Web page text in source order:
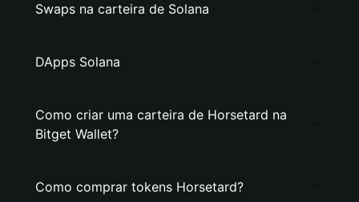
Swaps na carteira de Solana
DApps Solana
Como criar uma carteira de Horsetard na
Bitget Wallet?
Como comprar tokens Horsetard?